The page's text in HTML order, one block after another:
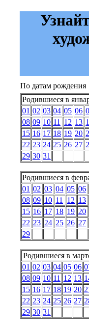
По датам рождения
Родившиеся в
01 02 03 04 05 06
08 09 10 11 12 13
15 16 17 18 19 20
22 23 24 25 26 27
29 30 31
Родившиеся в
01 02 03 04 05 06
08 09 10 11 12 13
15 16 17 18 19 20
22 23 24 25 26 27
29
Родившиеся в
01 02 03 04 05 06
08 09 10 11 12 13
15 16 17 18 19 20
22 23 24 25 26 27
29 30 31